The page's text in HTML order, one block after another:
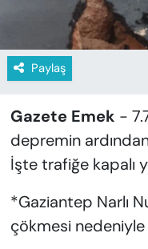
Paylaş
Gazete Emek -
depremin
İşte trafiğe kapalı
*Gaziantep Narlı
çökmesi nedeniyle
SPOR
KÜLTÜR-SANAT
ÖZEL HABER
YAZAR KÖŞESİ
SİYASET